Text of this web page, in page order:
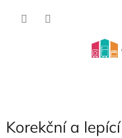
Korekční a